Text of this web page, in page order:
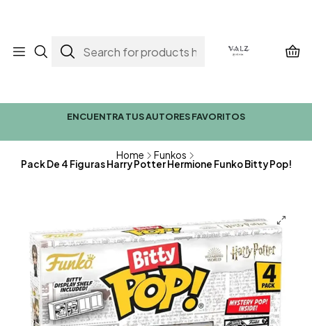
ENCUENTRA TUS AUTORES FAVORITOS
Home Funkos
Pack De 4 Figuras Harry Potter Hermione Funko Bitty Pop!